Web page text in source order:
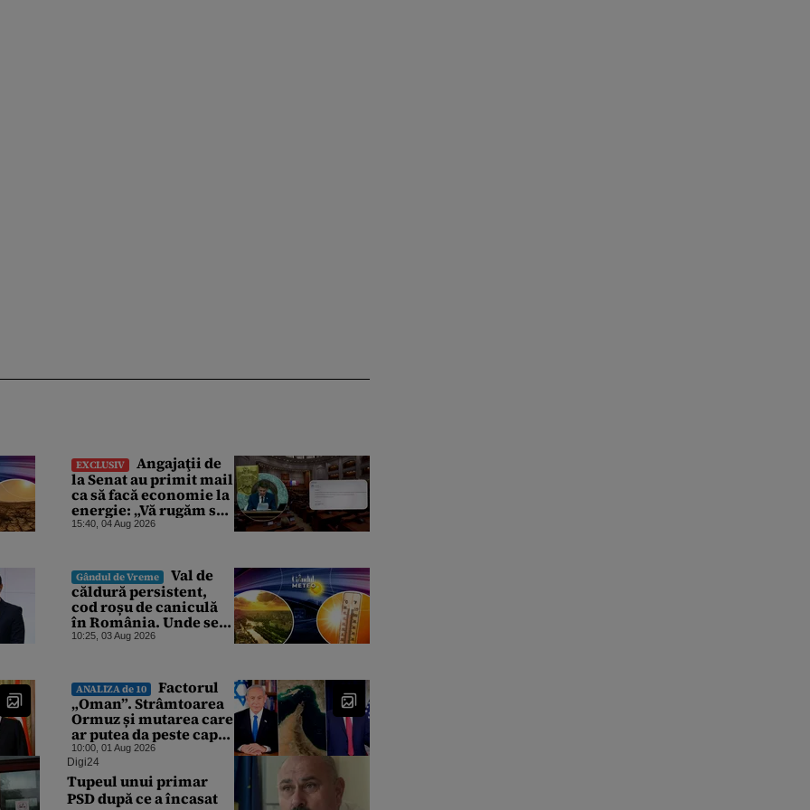
EXCLUSIV
Angajaţii de
la Senat au primit mail
ca să facă economie la
energie: „Vă rugăm să
opriţi aparatele de aer
15:40, 04 Aug 2026
Gândul de Vreme
Val de
căldură persistent,
cod roșu de caniculă
în România. Unde se
vor înregistra
10:25, 03 Aug 2026
ANALIZA de 10
Factorul
„Oman”. Strâmtoarea
Ormuz și mutarea care
ar putea da peste cap
toate planurile
Iranului
10:00, 01 Aug 2026
Digi24
Tupeul unui primar
PSD după ce a încasat